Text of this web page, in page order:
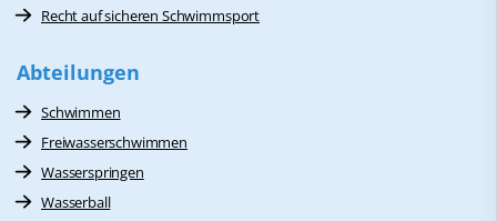
Recht auf sicheren Schwimmsport
Abteilungen
Schwimmen
Freiwasserschwimmen
Wasserspringen
Wasserball